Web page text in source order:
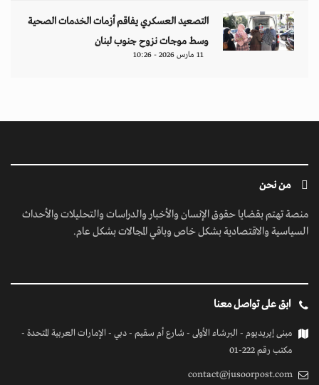
التصعيد العسكري يفاقم أزمات الخدمات الصحية
وسط موجات نزوح جنوب لبنان
11 مارس 2026 - 10:26
من نحن
منصة تهتم بقضايا حقوق الإنسان والأخبار والدراسات والتحليلات والأحداث
السياسية والاقتصادية بشكل خاص وباقي المجالات بشكل عام.
ابق على تواصل معنا
مبنى إيريديوم - البرشاء الأولى - شارع أم سقيم - دبي - الإمارات العربية المتحدة -
مكتب رقم 222-01
contact@jusoorpost.com